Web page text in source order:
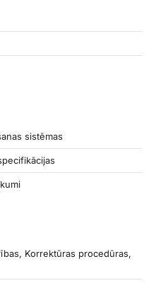
sistēmas
Korrektūras procedūras,